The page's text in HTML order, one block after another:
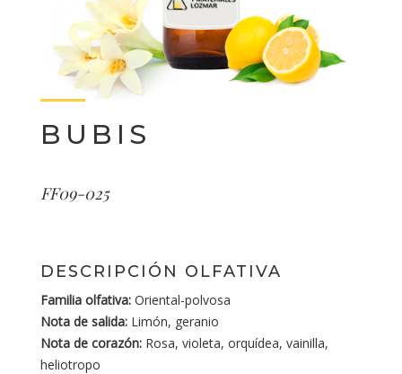
BUBIS
FF09-025
DESCRIPCIÓN OLFATIVA
Familia olfativa: Oriental-polvosa
Nota de salida: Limón, geranio
Nota de corazón: Rosa, violeta, orquídea, vainilla,
heliotropo